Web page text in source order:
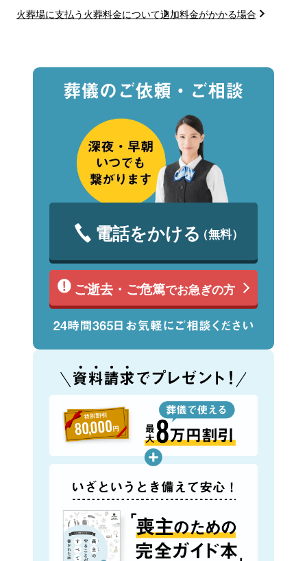
火葬場に支払う火葬料金について追加料金がかかる場合
電話をかける（無料）
ご逝去・ご危篤でお急ぎの方